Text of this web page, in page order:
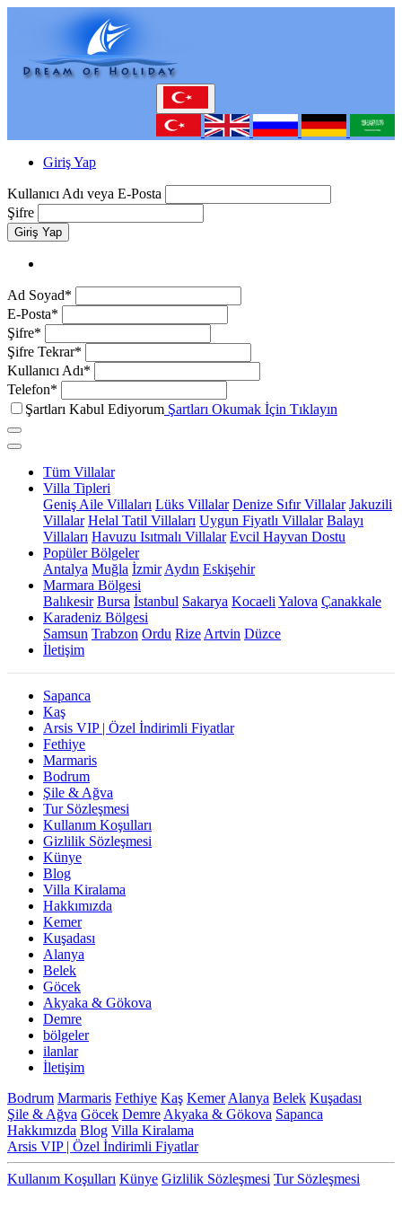
Giriş Yap
Kullanıcı Adı veya E-Posta
Şifre
Giriş Yap
Ad Soyad*
E-Posta*
Şifre*
Şifre Tekrar*
Kullanıcı Adı*
Telefon*
Şartları Kabul Ediyorum Şartları Okumak İçin Tıklayın
Tüm Villalar
Villa Tipleri
Geniş Aile Villaları Lüks Villalar Denize Sıfır Villalar Jakuzili
Villalar Helal Tatil Villaları Uygun Fiyatlı Villalar Balayı
Villaları Havuzu Isıtmalı Villalar Evcil Hayvan Dostu
Popüler Bölgeler
Antalya Muğla İzmir Aydın Eskişehir
Marmara Bölgesi
Balıkesir Bursa İstanbul Sakarya Kocaeli Yalova Çanakkale
Karadeniz Bölgesi
Samsun Trabzon Ordu Rize Artvin Düzce
İletişim
Sapanca
Kaş
Arsis VIP | Özel İndirimli Fiyatlar
Fethiye
Marmaris
Bodrum
Şile & Ağva
Tur Sözleşmesi
Kullanım Koşulları
Gizlilik Sözleşmesi
Künye
Blog
Villa Kiralama
Hakkımızda
Kemer
Kuşadası
Alanya
Belek
Göcek
Akyaka & Gökova
Demre
bölgeler
ilanlar
İletişim
Bodrum Marmaris Fethiye Kaş Kemer Alanya Belek Kuşadası
Şile & Ağva Göcek Demre Akyaka & Gökova Sapanca
Hakkımızda Blog Villa Kiralama
Arsis VIP | Özel İndirimli Fiyatlar
Kullanım Koşulları Künye Gizlilik Sözleşmesi Tur Sözleşmesi